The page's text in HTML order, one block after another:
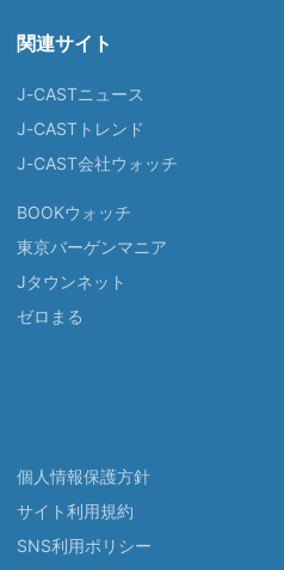
関連サイト
J-CASTニュース
J-CASTトレンド
J-CAST会社ウォッチ
BOOKウォッチ
東京バーゲンマニア
Jタウンネット
ゼロまる
個人情報保護方針
サイト利用規約
SNS利用ポリシー